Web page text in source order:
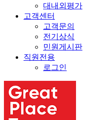
대내외평가
고객센터
고객문의
전기상식
민원게시판
직원전용
로그인